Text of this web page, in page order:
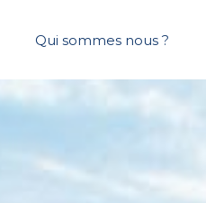
Qui sommes nous ?